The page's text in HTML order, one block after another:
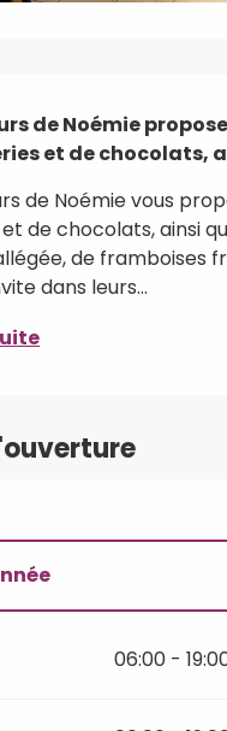
de Noémie
et de chocolats,
de Noémie vous
de chocolats, ainsi
de framboises
dans leurs...
2027
06:00 -